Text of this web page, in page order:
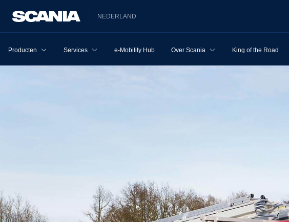
NEDERLAND
Producten Services e-Mobility Hub Over Scania King of the Road